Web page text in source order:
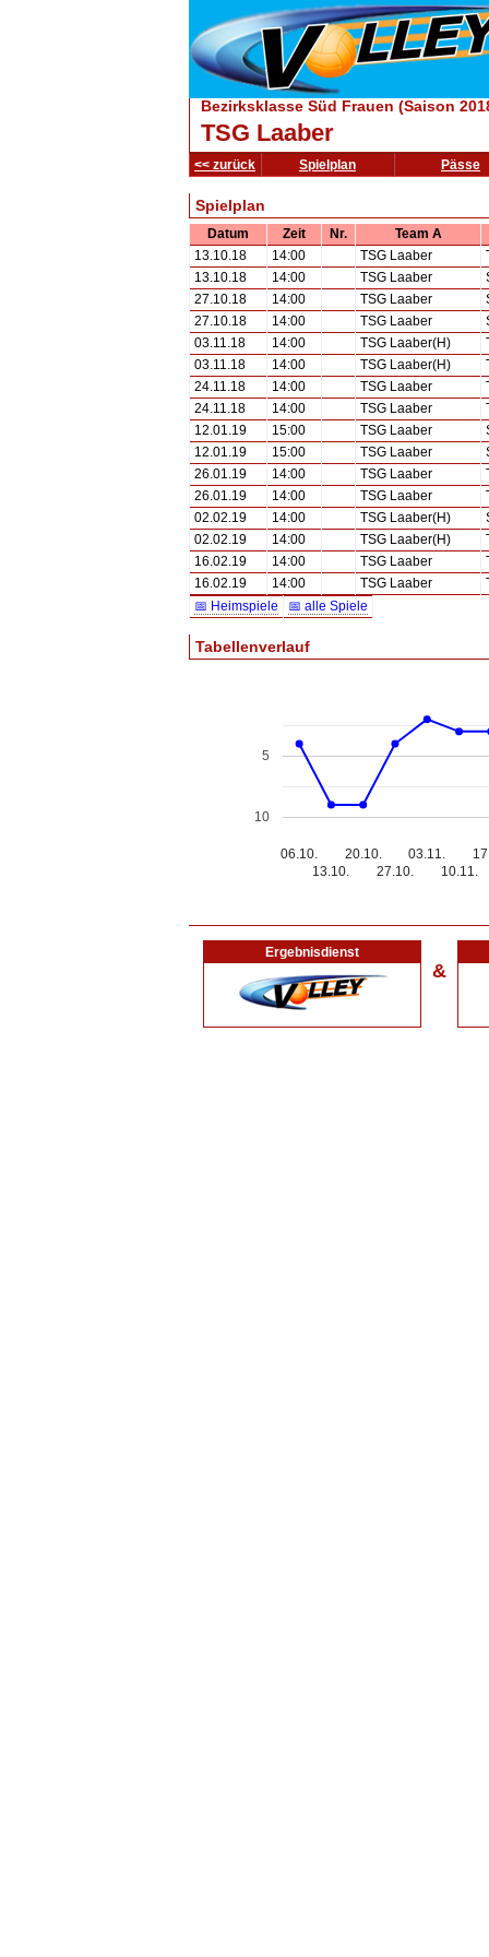
Bezirksklasse Süd Frauen (Saison
TSG Laaber
<< zurück Spielplan Pässe
Spielplan
Datum Zeit Nr.
Team A
13.10.18
14:00 TSG Laaber
13.10.18
14:00 TSG Laaber
27.10.18
14:00 TSG Laaber
27.10.18
14:00 TSG Laaber
03.11.18
14:00 TSG Laaber(H)
03.11.18
14:00 TSG Laaber(H)
24.11.18
14:00 TSG Laaber
24.11.18
14:00 TSG Laaber
12.01.19
15:00 TSG Laaber
12.01.19
15:00 TSG Laaber
26.01.19
14:00 TSG Laaber
26.01.19
14:00 TSG Laaber
02.02.19
14:00 TSG Laaber(H)
02.02.19
14:00 TSG Laaber(H)
16.02.19
14:00 TSG Laaber
16.02.19
14:00 TSG Laaber
📅 Heimspiele
📅 alle Spiele
Tabellenverlauf
06.10.
13.10.
20.10.
27.10.
03.11.
10.11.
5
10
Ergebnisdienst
&